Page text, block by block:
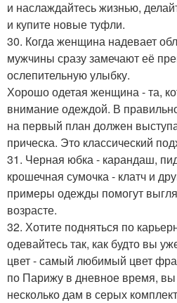
и наслаждайтесь жизнью,
и купите новые туфли.
30. Когда женщина надевает
мужчины сразу замечают её
ослепительную улыбку.
Хорошо одетая женщина - та,
внимание одеждой. В
на первый план должен
прическа. Это классический
31. Черная юбка - карандаш,
крошечная сумочка - клатч и
примеры одежды помогут
возрасте.
32. Хотите подняться по
одевайтесь так, как будто вы
цвет - самый любимый цвет
по Парижу в дневное время, вы
несколько дам в серых